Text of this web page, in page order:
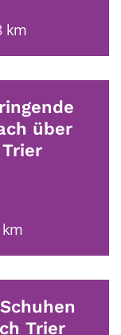
km
über
Trier